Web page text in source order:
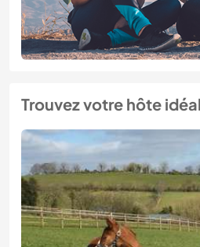
Trouvez votre hôte idéal